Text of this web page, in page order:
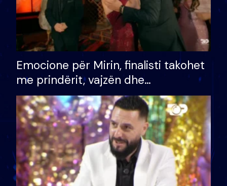
Emocione për Mirin, finalisti takohet
me prindërit, vajzën dhe
bashkëshorten: S’kemi ndonjë letër
divorci apo jo?